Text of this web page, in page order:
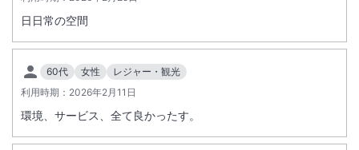
温泉
施設からのお知らせ
勝浦桟橋より舟に乗船（約５分１２名乗り）して宿に到着となります。
日日常の空間
60代 女性
レジャー・観光
利用時期： 2026年2月11日
環境、サービス、全て良かったす。